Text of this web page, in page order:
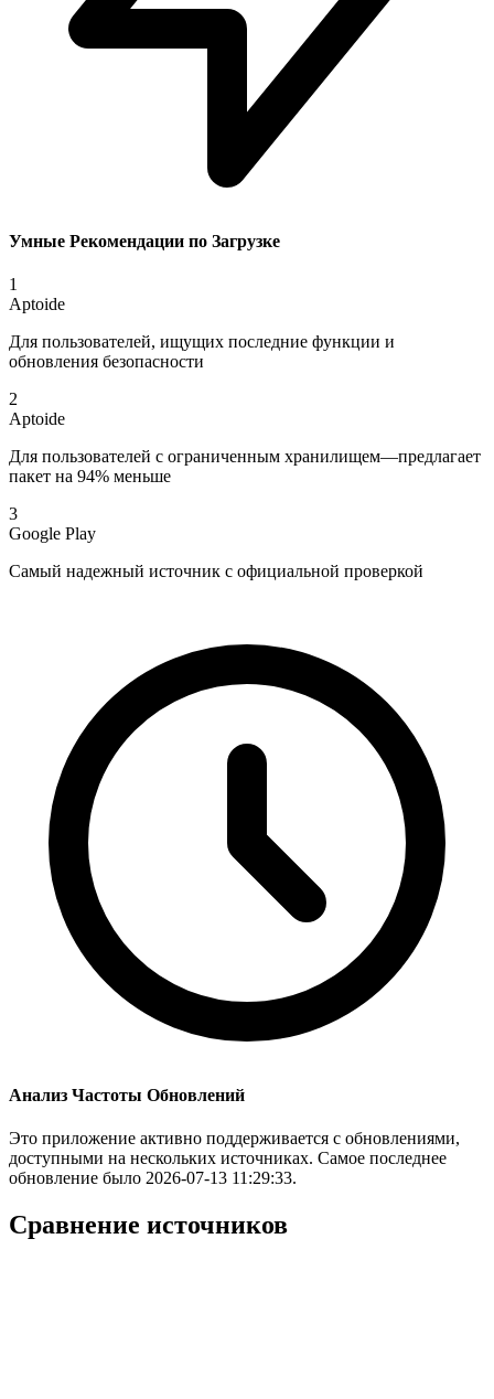
Умные Рекомендации по Загрузке
1
Aptoide
Для пользователей, ищущих последние функции и
обновления безопасности
2
Aptoide
Для пользователей с ограниченным хранилищем—предлагает
пакет на 94% меньше
3
Google Play
Самый надежный источник с официальной проверкой
Анализ Частоты Обновлений
Это приложение активно поддерживается с обновлениями,
доступными на нескольких источниках. Самое последнее
обновление было 2026-07-13 11:29:33.
Сравнение источников